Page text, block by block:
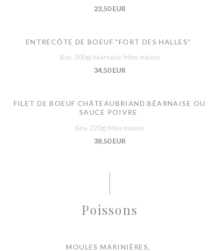
23,50 EUR
ENTRECÔTE DE BOEUF "FORT DES HALLES"
(Env. 300g) béarnaise, frites maison
34,50 EUR
FILET DE BOEUF CHÂTEAUBRIAND BÉARNAISE OU
SAUCE POIVRE
(Env. 220g) frites maison
38,50 EUR
Poissons
MOULES MARINIÈRES,